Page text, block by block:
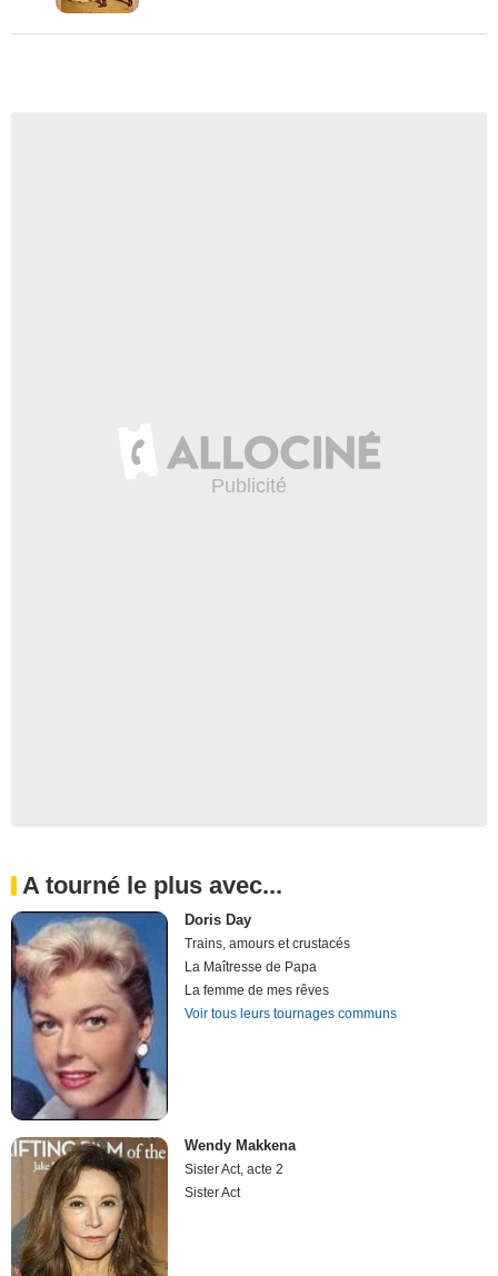
A tourné le plus avec...
Doris Day
Trains, amours et crustacés
La Maîtresse de Papa
La femme de mes rêves
Voir tous leurs tournages communs
Wendy Makkena
Sister Act, acte 2
Sister Act